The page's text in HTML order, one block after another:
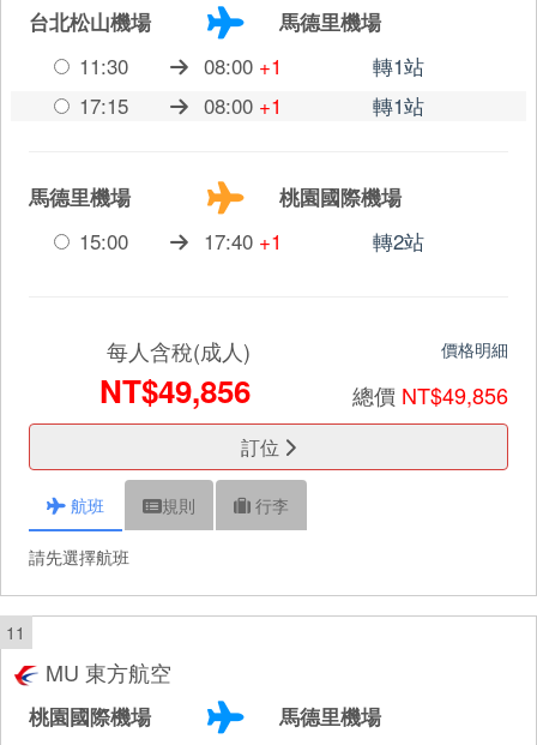
台北松山機場
馬德里機場
11:30
08:00 +1
轉1站
17:15
08:00 +1 轉1站
馬德里機場
桃園國際機場
15:00
17:40 +1 轉2站
每人含稅(成人)
NT$49,856
價格明細
總價 NT$49,856
訂位
航班 規則 行李
請先選擇航班
11
MU 東方航空
桃園國際機場
馬德里機場